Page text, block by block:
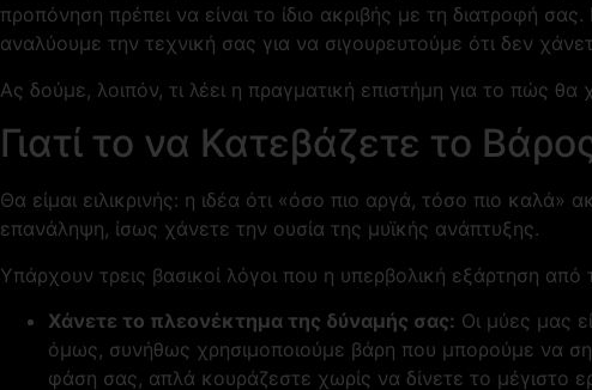
προπόνηση πρέπει να είναι το ίδιο ακριβής με τη διατροφή
αναλύουμε την τεχνική σας για να σιγουρευτούμε ότι δεν
Ας δούμε, λοιπόν, τι λέει η πραγματική επιστήμη για το πώς
Γιατί το να Κατεβάζετε το
Θα είμαι ειλικρινής: η ιδέα ότι «όσο πιο αργά, τόσο πιο
επανάληψη, ίσως χάνετε την ουσία της μυϊκής ανάπτυξης.
Υπάρχουν τρεις βασικοί λόγοι που η υπερβολική εξάρτηση
Χάνετε το πλεονέκτημα της δύναμής σας: Οι μύες μας
όμως, συνήθως χρησιμοποιούμε βάρη που μπορούμε να
φάση σας, απλά κουράζεστε χωρίς να δίνετε το μέγιστο